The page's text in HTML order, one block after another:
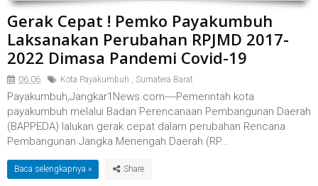
Gerak Cepat ! Pemko Payakumbuh
Laksanakan Perubahan RPJMD 2017-
2022 Dimasa Pandemi Covid-19
06.06 Kota Payakumbuh , Sumatera Barat
Payakumbuh,Jangkar1News.com----Pemerintah kota
payakumbuh melalui Badan Perencanaan Pembangunan Daerah
(BAPPEDA) lalukan gerak cepat dalam perubahan Rencana
Pembangunan Jangka Menengah Daerah (RP...
Baca selengkapnya »